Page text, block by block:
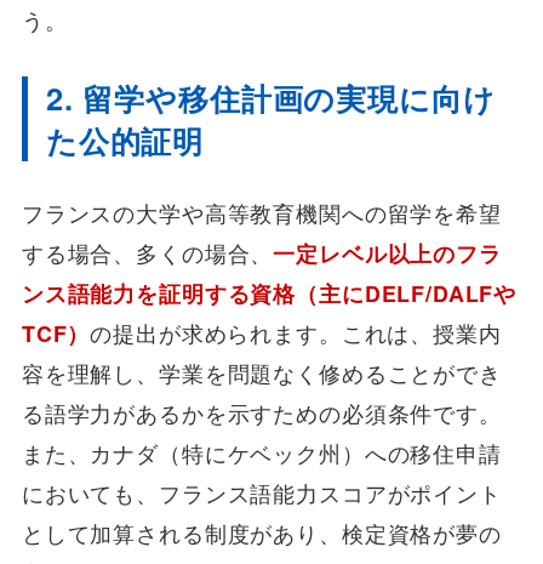
う。
2. 留学や移住計画の実現に向け
た公的証明
フランスの大学や高等教育機関への留学を希望
する場合、多くの場合、一定レベル以上のフラ
ンス語能力を証明する資格（主にDELF/DALFや
TCF）の提出が求められます。これは、授業内
容を理解し、学業を問題なく修めることができ
る語学力があるかを示すための必須条件です。
また、カナダ（特にケベック州）への移住申請
においても、フランス語能力スコアがポイント
として加算される制度があり、検定資格が夢の